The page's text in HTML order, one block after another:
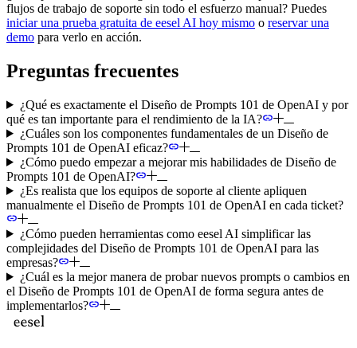
flujos de trabajo de soporte sin todo el esfuerzo manual? Puedes
iniciar una prueba gratuita de eesel AI hoy mismo o reservar una
demo para verlo en acción.
Preguntas frecuentes
¿Qué es exactamente el Diseño de Prompts 101 de OpenAI y por
qué es tan importante para el rendimiento de la IA?
¿Cuáles son los componentes fundamentales de un Diseño de
Prompts 101 de OpenAI eficaz?
¿Cómo puedo empezar a mejorar mis habilidades de Diseño de
Prompts 101 de OpenAI?
¿Es realista que los equipos de soporte al cliente apliquen
manualmente el Diseño de Prompts 101 de OpenAI en cada ticket?
¿Cómo pueden herramientas como eesel AI simplificar las
complejidades del Diseño de Prompts 101 de OpenAI para las
empresas?
¿Cuál es la mejor manera de probar nuevos prompts o cambios en
el Diseño de Prompts 101 de OpenAI de forma segura antes de
implementarlos?